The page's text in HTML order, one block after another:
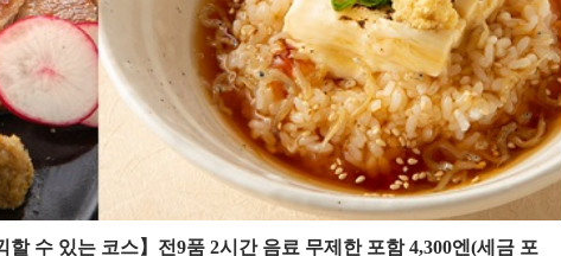
수 있는 코스】전9품 2시간 음료 무제한 포함 4,300엔(세금 포